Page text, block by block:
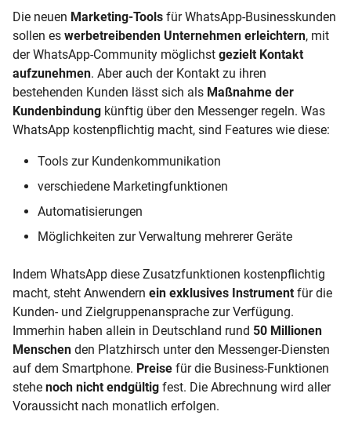
Die neuen Marketing-Tools für WhatsApp-Businesskunden
sollen es werbetreibenden Unternehmen erleichtern, mit
der WhatsApp-Community möglichst gezielt Kontakt
aufzunehmen. Aber auch der Kontakt zu ihren
bestehenden Kunden lässt sich als Maßnahme der
Kundenbindung künftig über den Messenger regeln. Was
WhatsApp kostenpflichtig macht, sind Features wie diese:
Tools zur Kundenkommunikation
verschiedene Marketingfunktionen
Automatisierungen
Möglichkeiten zur Verwaltung mehrerer Geräte
Indem WhatsApp diese Zusatzfunktionen kostenpflichtig
macht, steht Anwendern ein exklusives Instrument für die
Kunden- und Zielgruppenansprache zur Verfügung.
Immerhin haben allein in Deutschland rund 50 Millionen
Menschen den Platzhirsch unter den Messenger-Diensten
auf dem Smartphone. Preise für die Business-Funktionen
stehe noch nicht endgültig fest. Die Abrechnung wird aller
Voraussicht nach monatlich erfolgen.